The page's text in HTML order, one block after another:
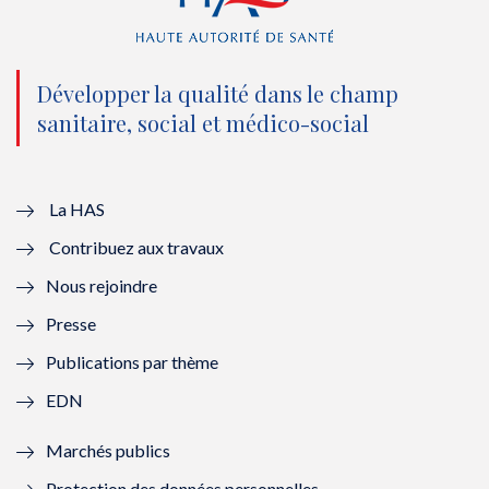
n
o
u
l
l
f
n
k
(
n
o
e
e
(
n
o
u
(
n
o
Développer la qualité dans le champ
sanitaire, social et médico-social
La HAS
Contribuez aux travaux
Nous rejoindre
Presse
Publications par thème
EDN
Marchés publics